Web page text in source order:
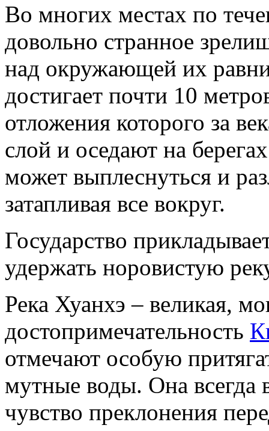
Во многих местах по
довольно странное
над окружающей их
достигает почти 10
отложения которого за
слой и оседают на
может выплеснуться и
затапливая все вокруг.
Государство
удержать норовистую
Река Хуанхэ – великая,
достопримечательность
отмечают особую
мутные воды. Она всегда
чувство преклонения